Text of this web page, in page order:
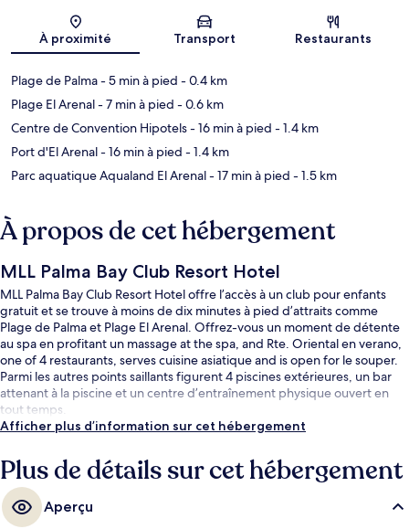
À proximité Transport Restaurants
Plage de Palma- 5 min à pied - 0.4 km
Plage El Arenal- 7 min à pied - 0.6 km
Centre de Convention Hipotels- 16 min à pied - 1.4 km
Port d'El Arenal- 16 min à pied - 1.4 km
Parc aquatique Aqualand El Arenal- 17 min à pied - 1.5 km
À propos de cet hébergement
MLL Palma Bay Club Resort Hotel
MLL Palma Bay Club Resort Hotel offre l’accès à un club pour enfants
gratuit et se trouve à moins de dix minutes à pied d’attraits comme
Plage de Palma et Plage El Arenal. Offrez-vous un moment de détente
au spa en profitant un massage at the spa, and Rte. Oriental en verano,
one of 4 restaurants, serves cuisine asiatique and is open for le souper.
Parmi les autres points saillants figurent 4 piscines extérieures, un bar
attenant à la piscine et un centre d’entraînement physique ouvert en
tout temps.
Afficher plus d’information sur cet hébergement
Plus de détails sur cet hébergement
Aperçu